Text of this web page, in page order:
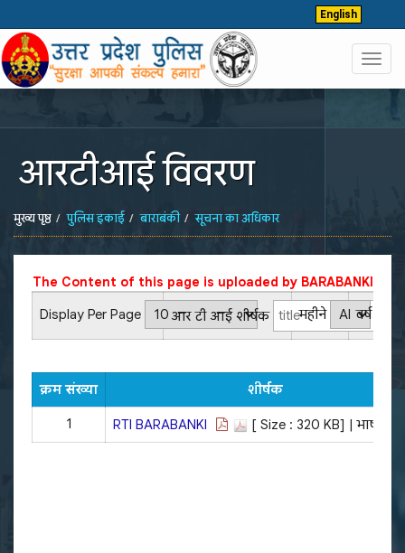
English
आरटीआई विवरण
मुख्य पृष्ठ पुलिस इकाई बाराबंकी सूचना का अधिकार
The Content of this page is uploaded by BARABANKI
Display Per Page
आर टी आई शीर्षक महीने वर्ष
क्रम संख्या शीर्षक
1 RTI BARABANKI [ Size : 320 KB] | भाषा: